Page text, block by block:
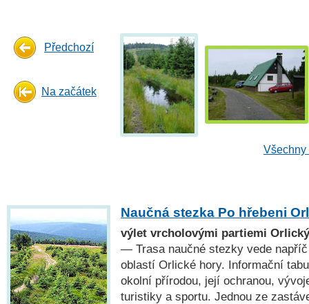
Předchozí
Na začátek
Všechny
Naučná stezka Po hřebeni
výlet vrcholovými partiemi
— Trasa naučné stezky vede
oblastí Orlické hory. Informační
okolní přírodou, její ochranou,
turistiky a sportu. Jednou ze